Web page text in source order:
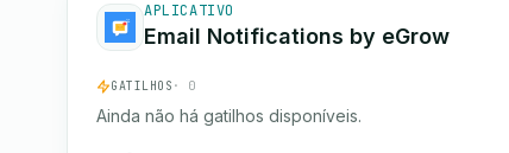
APLICATIVO
Email Notifications by eGrow
GATILHOS · 0
Ainda não há gatilhos disponíveis.